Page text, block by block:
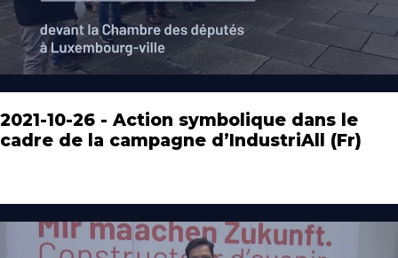
2021-10-26 - Action symbolique dans le
cadre de la campagne d’IndustriAll (Fr)